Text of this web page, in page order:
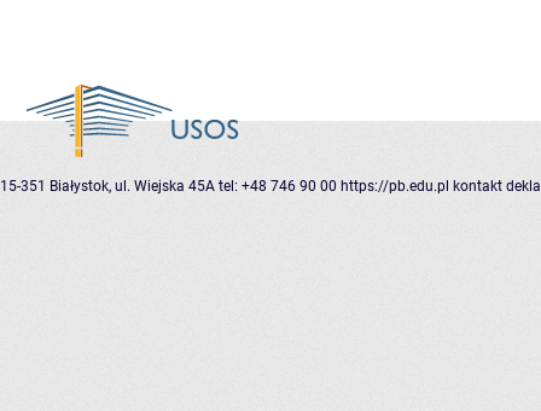
15-351 Białystok, ul. Wiejska 45A tel: +48 746 90 00 https://pb.edu.pl kontakt